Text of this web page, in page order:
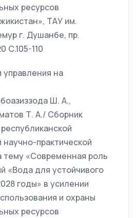
ресурсов
ТАУ им.
г. Душанбе, пр.
С.105-110
на
Ш. А.,
Т. А./ Сборник
практической
тему «Современная роль
«Вода для устойчивого
годы» в усилении
и охраны
ресурсов